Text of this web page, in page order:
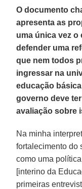
O documento
apresenta as
uma única vez o
defender uma
que nem todos
ingressar na
educação
governo deve
avaliação sobre
Na minha
fortalecimento do
como uma
[interino da
primeiras